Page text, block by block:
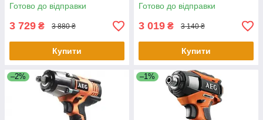
Готово до відправки
3 729 ₴ 3 880 ₴
Купити
Готово до відправки
3 019 ₴ 3 140 ₴
Купити
–2% –1%